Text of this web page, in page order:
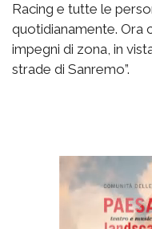
Racing e tutte le
quotidianamente. Ora
impegni di zona, in
strade di Sanremo”.